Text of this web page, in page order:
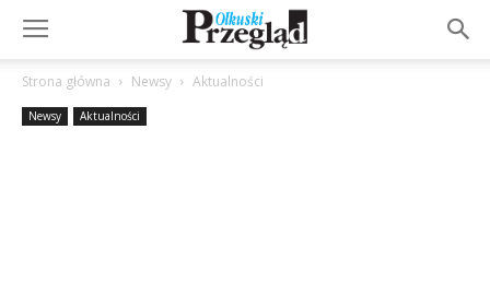
Strona główna Newsy Aktualności
Newsy Aktualności